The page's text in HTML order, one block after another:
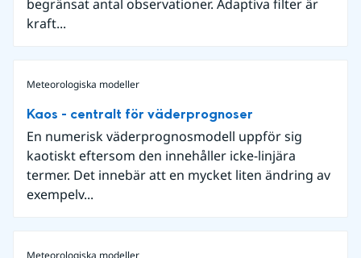
begränsat antal observationer. Adaptiva filter är
kraft...
Meteorologiska modeller
Kaos - centralt för väderprognoser
En numerisk väderprognosmodell uppför sig
kaotiskt eftersom den innehåller icke-linjära
termer. Det innebär att en mycket liten ändring av
exempelv...